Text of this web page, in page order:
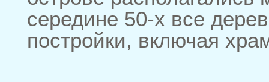
середине 50-х все
постройки, включая